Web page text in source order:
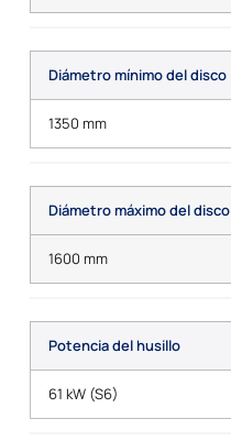
Diámetro mínimo del disco
1350 mm
Diámetro máximo del disco
1600 mm
Potencia del husillo
61 kW (S6)